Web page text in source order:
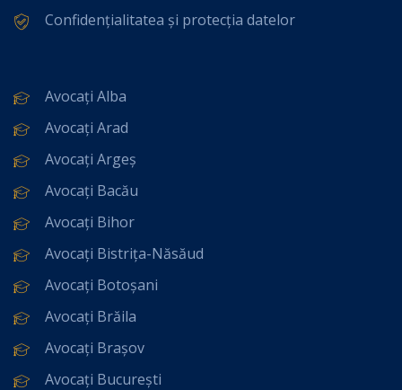
Confidențialitatea și protecția datelor
Avocați Alba
Avocați Arad
Avocați Argeș
Avocați Bacău
Avocați Bihor
Avocați Bistrița-Năsăud
Avocați Botoșani
Avocați Brăila
Avocați Brașov
Avocați București